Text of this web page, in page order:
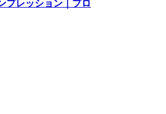
プレッション｜プロ